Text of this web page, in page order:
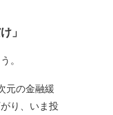
」
。
元の金融緩
り、いま投